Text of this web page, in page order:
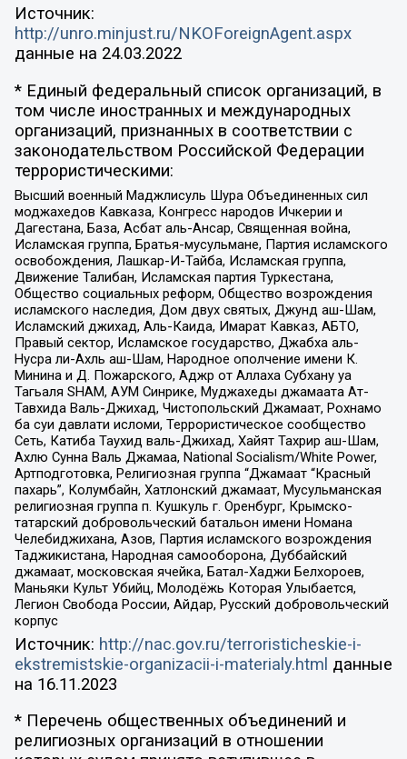
Источник:
http://unro.minjust.ru/NKOForeignAgent.aspx
данные на 24.03.2022
* Единый федеральный список организаций, в
том числе иностранных и международных
организаций, признанных в соответствии с
законодательством Российской Федерации
террористическими:
Высший военный Маджлисуль Шура Объединенных сил
моджахедов Кавказа, Конгресс народов Ичкерии и
Дагестана, База, Асбат аль-Ансар, Священная война,
Исламская группа, Братья-мусульмане, Партия исламского
освобождения, Лашкар-И-Тайба, Исламская группа,
Движение Талибан, Исламская партия Туркестана,
Общество социальных реформ, Общество возрождения
исламского наследия, Дом двух святых, Джунд аш-Шам,
Исламский джихад, Аль-Каида, Имарат Кавказ, АБТО,
Правый сектор, Исламское государство, Джабха аль-
Нусра ли-Ахль аш-Шам, Народное ополчение имени К.
Минина и Д. Пожарского, Аджр от Аллаха Субхану уа
Тагьаля SHAM, АУМ Синрике, Муджахеды джамаата Ат-
Тавхида Валь-Джихад, Чистопольский Джамаат, Рохнамо
ба суи давлати исломи, Террористическое сообщество
Сеть, Катиба Таухид валь-Джихад, Хайят Тахрир аш-Шам,
Ахлю Сунна Валь Джамаа, National Socialism/White Power,
Артподготовка, Религиозная группа “Джамаат “Красный
пахарь”, Колумбайн, Хатлонский джамаат, Мусульманская
религиозная группа п. Кушкуль г. Оренбург, Крымско-
татарский добровольческий батальон имени Номана
Челебиджихана, Азов, Партия исламского возрождения
Таджикистана, Народная самооборона, Дуббайский
джамаат, московская ячейка, Батал-Хаджи Белхороев,
Маньяки Культ Убийц, Молодёжь Которая Улыбается,
Легион Свобода России, Айдар, Русский добровольческий
корпус
Источник: http://nac.gov.ru/terroristicheskie-i-
ekstremistskie-organizacii-i-materialy.html данные
на 16.11.2023
* Перечень общественных объединений и
религиозных организаций в отношении